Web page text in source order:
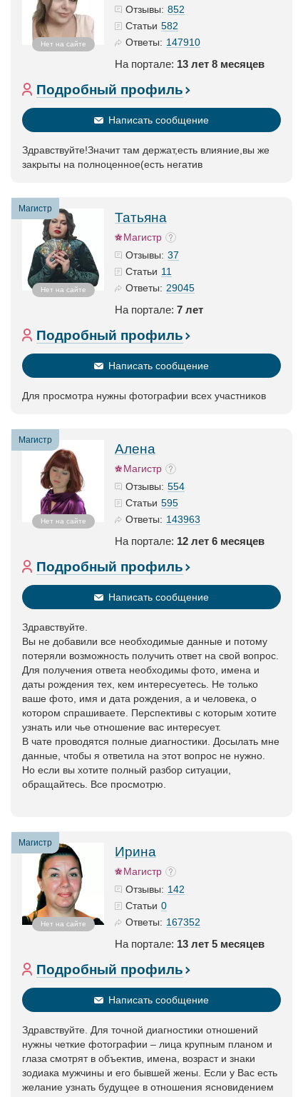
Нет на сайте
Отзывы: 852
Статьи 582
Ответы: 147910
На портале: 13 лет 8 месяцев
Подробный профиль
Написать сообщение
Здравствуйте!Значит там держат,есть влияние,вы же
закрыты на полноценное(есть негатив
Магистр
Нет на сайте
Татьяна
Магистр
Отзывы: 37
Статьи 11
Ответы: 29045
На портале: 7 лет
Подробный профиль
Написать сообщение
Для просмотра нужны фотографии всех участников
Магистр
Нет на сайте
Алена
Магистр
Отзывы: 554
Статьи 595
Ответы: 143963
На портале: 12 лет 6 месяцев
Подробный профиль
Написать сообщение
Здравствуйте.
Вы не добавили все необходимые данные и потому
потеряли возможность получить ответ на свой вопрос.
Для получения ответа необходимы фото, имена и
даты рождения тех, кем интересуетесь. Не только
ваше фото, имя и дата рождения, а и человека, о
котором спрашиваете. Перспективы с которым хотите
узнать или чье отношение вас интересует.
В чате проводятся полные диагностики. Досылать мне
данные, чтобы я ответила на этот вопрос не нужно.
Но если вы хотите полный разбор ситуации,
обращайтесь. Все просмотрю.
Магистр
Нет на сайте
Ирина
Магистр
Отзывы: 142
Статьи 0
Ответы: 167352
На портале: 13 лет 5 месяцев
Подробный профиль
Написать сообщение
Здравствуйте. Для точной диагностики отношений
нужны четкие фотографии – лица крупным планом и
глаза смотрят в объектив, имена, возраст и знаки
зодиака мужчины и его бывшей жены. Если у Вас есть
желание узнать будущее в отношения ясновидением